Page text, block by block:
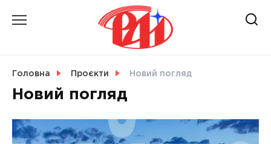
СВІТ
Головна Проєкти Новий погляд
Новий погляд